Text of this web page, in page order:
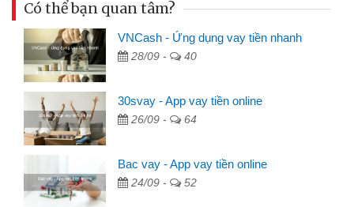
Có thể bạn quan tâm?
VNCash - Ứng dụng vay tiền nhanh
28/09 - 40
30svay - App vay tiền online
26/09 - 64
Bac vay - App vay tiền online
24/09 - 52